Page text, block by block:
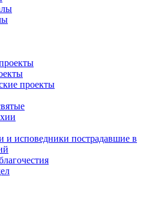
проекты
и исповедники пострадавшие в